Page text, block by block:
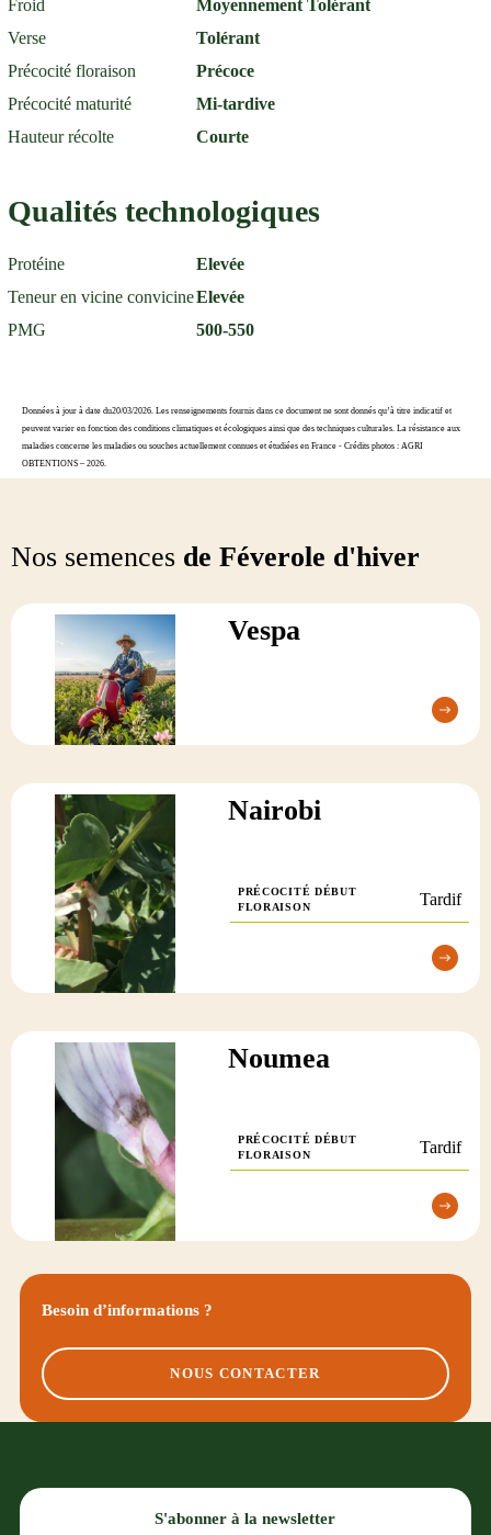
Froid
Moyennement Tolérant
Verse
Tolérant
Précocité floraison
Précoce
Précocité maturité
Mi-tardive
Hauteur récolte
Courte
Qualités technologiques
Protéine
Elevée
Teneur en vicine convicineElevée
PMG
500-550
Données à jour à date du20/03/2026. Les renseignements fournis dans ce document ne sont donnés qu’à titre indicatif et
peuvent varier en fonction des conditions climatiques et écologiques ainsi que des techniques culturales. La résistance aux
maladies concerne les maladies ou souches actuellement connues et étudiées en France - Crédits photos : AGRI
OBTENTIONS – 2026.
Nos semences de Féverole d'hiver
Vespa
Nairobi
PRÉCOCITÉ DÉBUT
FLORAISON
Tardif
Noumea
PRÉCOCITÉ DÉBUT
FLORAISON
Tardif
Besoin d’informations ?
NOUS CONTACTER
S'abonner à la newsletter